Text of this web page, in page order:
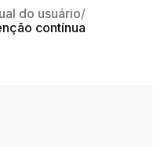
do usuário
contínua